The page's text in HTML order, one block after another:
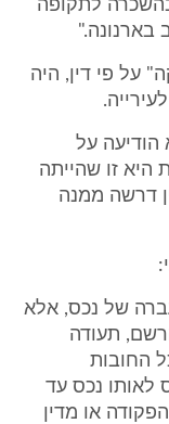
לתקופה
בארנונה."
על פי דין, היה
הודיעה על
היא זו שהייתה
דרשה ממנה
של נכס, אלא
תעודה
החובות
לאותו נכס עד
או מדין